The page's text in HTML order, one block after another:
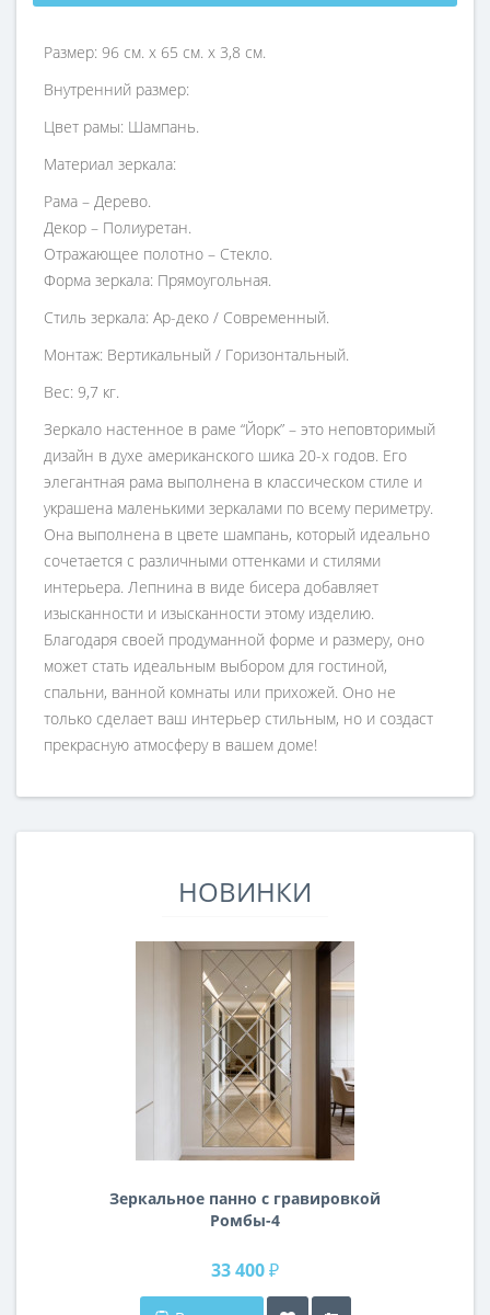
Размер: 96 см. x 65 см. x 3,8 см.
Внутренний размер:
Цвет рамы: Шампань.
Материал зеркала:
Рама – Дерево.
Декор – Полиуретан.
Отражающее полотно – Стекло.
Форма зеркала: Прямоугольная.
Стиль зеркала: Ар-деко / Современный.
Монтаж: Вертикальный / Горизонтальный.
Вес: 9,7 кг.
Зеркало настенное в раме “Йорк” – это неповторимый
дизайн в духе американского шика 20-х годов. Его
элегантная рама выполнена в классическом стиле и
украшена маленькими зеркалами по всему периметру.
Она выполнена в цвете шампань, который идеально
сочетается с различными оттенками и стилями
интерьера. Лепнина в виде бисера добавляет
изысканности и изысканности этому изделию.
Благодаря своей продуманной форме и размеру, оно
может стать идеальным выбором для гостиной,
спальни, ванной комнаты или прихожей. Оно не
только сделает ваш интерьер стильным, но и создаст
прекрасную атмосферу в вашем доме!
НОВИНКИ
Зеркальное панно с гравировкой
Ромбы-4
33 400 ₽